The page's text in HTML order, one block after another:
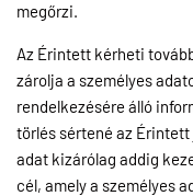
megőrzi.
Az Érintett kérheti
zárolja a személyes
rendelkezésére álló
törlés sértené az
adat kizárólag addig
cél, amely a személyes